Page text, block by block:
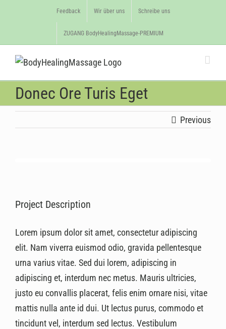
Feedback Wir über uns Schreibe uns
ZUGANG BodyHealingMassage-PREMIUM
Donec Ore Turis Eget
Previous
Project Description
Lorem ipsum dolor sit amet, consectetur adipiscing
elit. Nam viverra euismod odio, gravida pellentesque
urna varius vitae. Sed dui lorem, adipiscing in
adipiscing et, interdum nec metus. Mauris ultricies,
justo eu convallis placerat, felis enim ornare nisi, vitae
mattis nulla ante id dui. Ut lectus purus, commodo et
tincidunt vel, interdum sed lectus. Vestibulum